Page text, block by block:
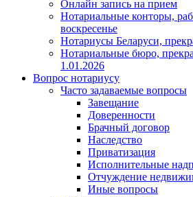
Онлайн запись на прием
Нотариальные конторы,
воскресенье
Нотариусы Беларуси,
Нотариальные бюро,
1.01.2026
Вопрос нотариусу
Часто задаваемые вопросы
Завещание
Доверенности
Брачный договор
Наследство
Приватизация
Исполнительные
Отчуждение
Иные вопросы